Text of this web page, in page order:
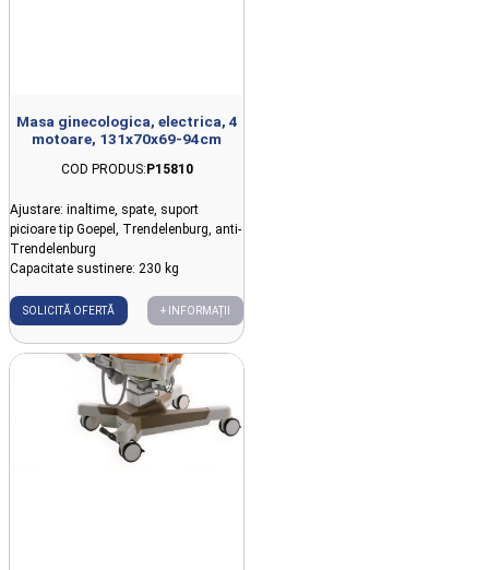
Masa ginecologica, electrica, 4
motoare, 131x70x69-94cm
COD PRODUS:P15810
Ajustare: inaltime, spate, suport
picioare tip Goepel, Trendelenburg, anti-
Trendelenburg
Capacitate sustinere: 230 kg
SOLICITĂ OFERTĂ + INFORMAȚII